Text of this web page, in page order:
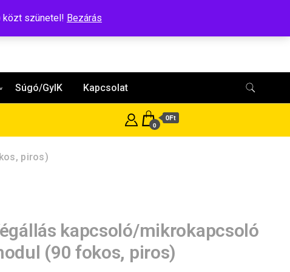
közt szünetel! Bezárás
Súgó/GyIK Kapcsolat
0
0Ft
piros)
kapcsoló/mikrokapcsoló
(90 fokos, piros)